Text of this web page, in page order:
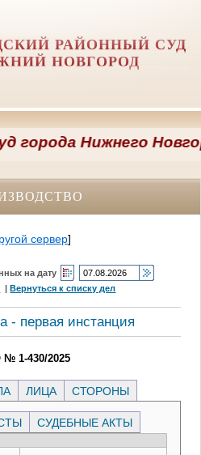
РАЙОННЫЙ СУД
НОВГОРОД
Нижнего
сервер]
на дату
|Вернуться к списку дел
- первая инстанция
1-430/2025
ЛИЦА СТОРОНЫ
СУДЕБНЫЕ АКТЫ